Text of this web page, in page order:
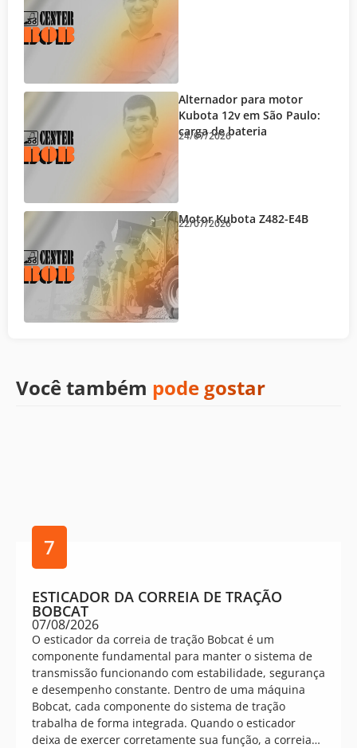
Alternador para motor
Kubota 12v em São Paulo:
carga de bateria
24/07/2026
Motor Kubota Z482-E4B
22/07/2026
Você também pode gostar
7
ESTICADOR DA CORREIA DE TRAÇÃO
BOBCAT
07/08/2026
O esticador da correia de tração Bobcat é um
componente fundamental para manter o sistema de
transmissão funcionando com estabilidade, segurança
e desempenho constante. Dentro de uma máquina
Bobcat, cada componente do sistema de tração
trabalha de forma integrada. Quando o esticador
deixa de exercer corretamente sua função, a correia…